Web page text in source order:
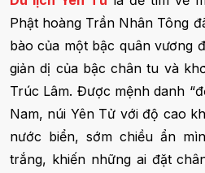
Phật hoàng Trần Nhân Tông
bào của một bậc quân vương
giản dị của bậc chân tu và
Trúc Lâm. Được mệnh danh
Nam, núi Yên Tử với độ cao
nước biển, sớm chiều ẩn
trắng, khiến những ai đặt